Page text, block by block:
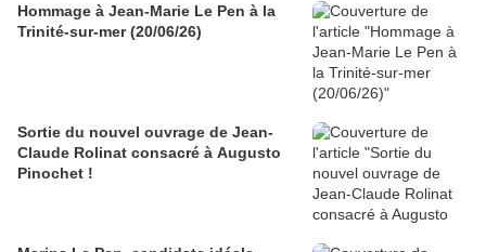
Hommage à Jean-Marie Le Pen à la
Trinité-sur-mer (20/06/26)
Sortie du nouvel ouvrage de Jean-
Claude Rolinat consacré à Augusto
Pinochet !